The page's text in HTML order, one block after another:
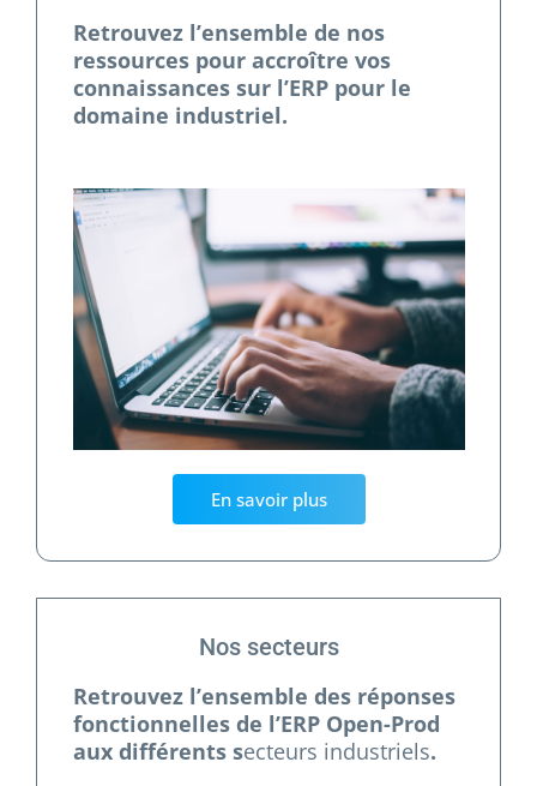
Retrouvez l’ensemble de nos
ressources pour accroître vos
connaissances sur l’ERP pour le
domaine industriel.
En savoir plus
Nos secteurs
Retrouvez l’ensemble des réponses
fonctionnelles de l’ERP Open-Prod
aux différents secteurs industriels.